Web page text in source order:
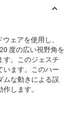
ェアを使用し、
度の広い視野角を
す。このジェスチ
います。このハー
ムな動きによる誤
します。